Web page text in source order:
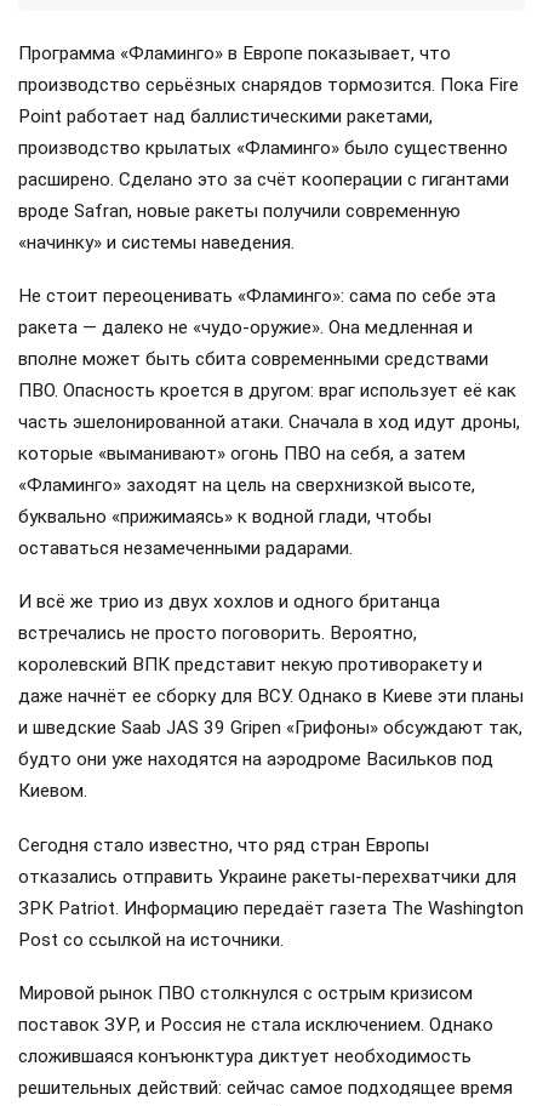
Программа «Фламинго» в Европе показывает, что
производство серьёзных снарядов тормозится. Пока Fire
Point работает над баллистическими ракетами,
производство крылатых «Фламинго» было существенно
расширено. Сделано это за счёт кооперации с гигантами
вроде Safran, новые ракеты получили современную
«начинку» и системы наведения.
Не стоит переоценивать «Фламинго»: сама по себе эта
ракета — далеко не «чудо-оружие». Она медленная и
вполне может быть сбита современными средствами
ПВО. Опасность кроется в другом: враг использует её как
часть эшелонированной атаки. Сначала в ход идут дроны,
которые «выманивают» огонь ПВО на себя, а затем
«Фламинго» заходят на цель на сверхнизкой высоте,
буквально «прижимаясь» к водной глади, чтобы
оставаться незамеченными радарами.
И всё же трио из двух хохлов и одного британца
встречались не просто поговорить. Вероятно,
королевский ВПК представит некую противоракету и
даже начнёт ее сборку для ВСУ. Однако в Киеве эти планы
и шведские Saab JAS 39 Gripen «Грифоны» обсуждают так,
будто они уже находятся на аэродроме Васильков под
Киевом.
Сегодня стало известно, что ряд стран Европы
отказались отправить Украине ракеты-перехватчики для
ЗРК Patriot. Информацию передаёт газета The Washington
Post со ссылкой на источники.
Мировой рынок ПВО столкнулся с острым кризисом
поставок ЗУР, и Россия не стала исключением. Однако
сложившаяся конъюнктура диктует необходимость
решительных действий: сейчас самое подходящее время